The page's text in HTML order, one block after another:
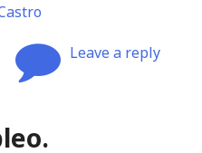
Leave a reply